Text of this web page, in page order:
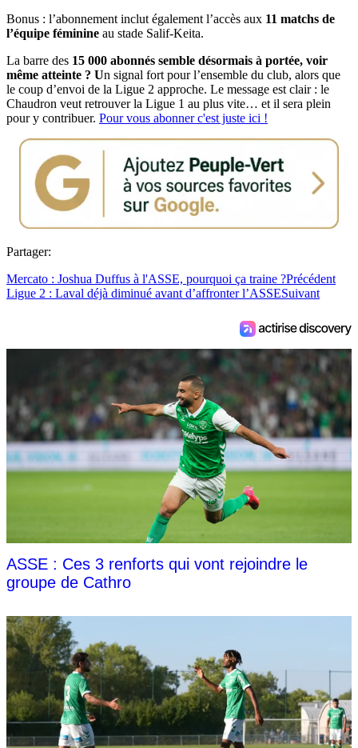
Bonus : l’abonnement inclut également l’accès aux 11 matchs de
l’équipe féminine au stade Salif-Keita.
La barre des 15 000 abonnés semble désormais à portée, voir
même atteinte ? Un signal fort pour l’ensemble du club, alors que
le coup d’envoi de la Ligue 2 approche. Le message est clair : le
Chaudron veut retrouver la Ligue 1 au plus vite… et il sera plein
pour y contribuer. Pour vous abonner c'est juste ici !
Partager:
Mercato : Joshua Duffus à l'ASSE, pourquoi ça traine ?Précédent
Ligue 2 : Laval déjà diminué avant d’affronter l’ASSESuivant
ASSE : Ces 3 renforts qui vont rejoindre le
groupe de Cathro